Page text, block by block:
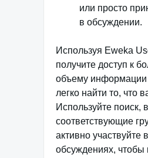
или просто
в обсуждении.
Используя Eweka
получите доступ к
объему информации
легко найти то, что
Используйте поиск,
соответствующие
активно участвуйте в
обсуждениях, чтобы